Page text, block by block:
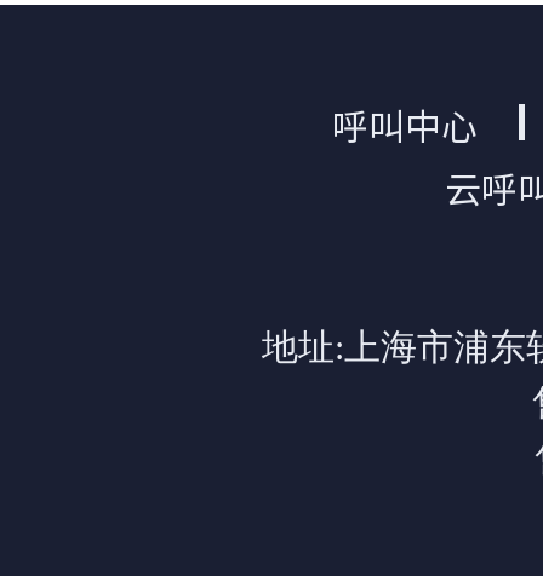
呼叫中心
云呼
地址:上海市浦东